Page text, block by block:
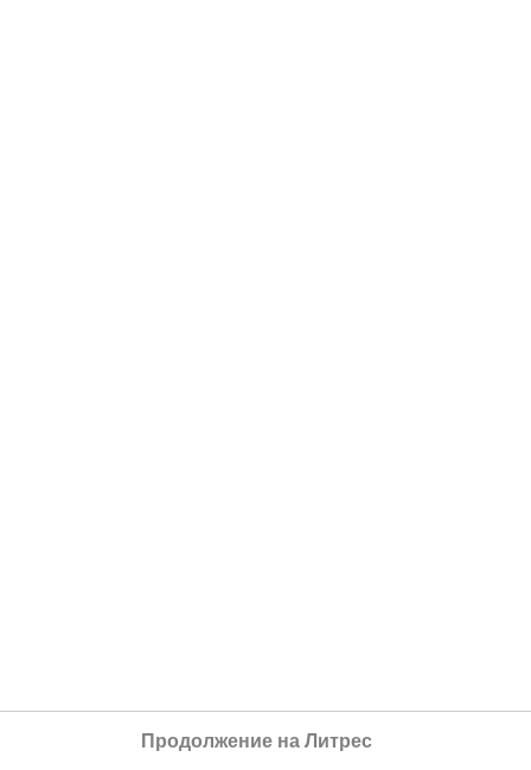
Продолжение на Литрес